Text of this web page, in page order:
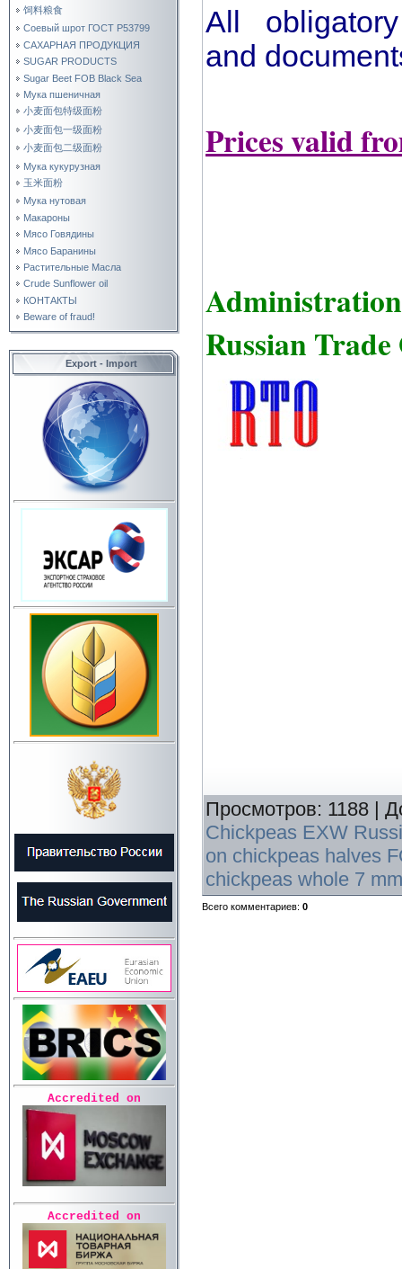
饲料粮食
Соевый шрот ГОСТ Р53799
САХАРНАЯ ПРОДУКЦИЯ
SUGAR PRODUCTS
Sugar Beet FOB Black Sea
Мука пшеничная
小麦面包特级面粉
小麦面包一级面粉
小麦面包二级面粉
Мука кукурузная
玉米面粉
Мука нутовая
Макароны
Мясо Говядины
Мясо Баранины
Растительные Масла
Crude Sunflower oil
КОНТАКТЫ
Beware of fraud!
Export - Import
Accredited on
Accredited on
All
and
Prices valid
Administration
Russian
Просмотров: 1188 |
Chickpeas EXW
on chickpeas halves
chickpeas whole 7 mm
Всего комментариев: 0